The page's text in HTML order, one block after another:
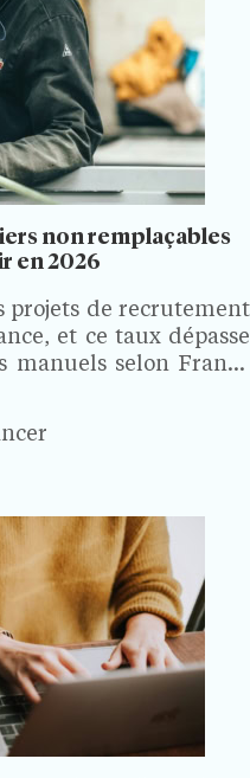
non remplaçables
en 2026
projets de recrutement
et ce taux dépasse
manuels selon France